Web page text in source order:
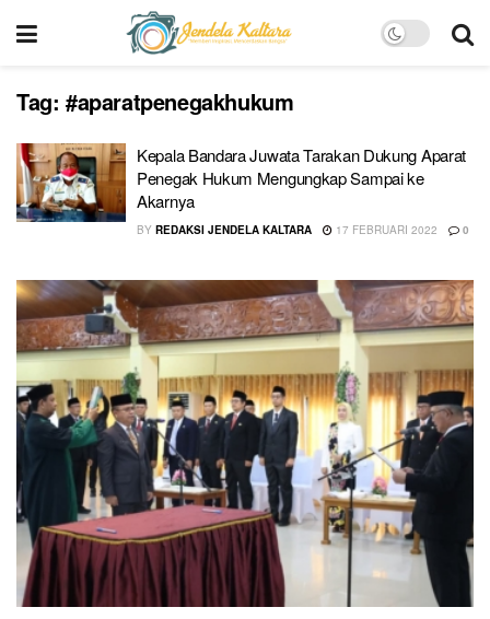
Tag: #aparatpenegakhukum
Kepala Bandara Juwata Tarakan Dukung Aparat
Penegak Hukum Mengungkap Sampai ke
Akarnya
BY REDAKSI JENDELA KALTARA 17 FEBRUARI 2022 0